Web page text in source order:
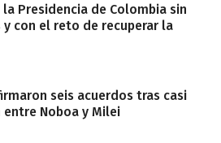
Presidencia de Colombia sin
con el reto de recuperar la
seis acuerdos tras casi
Noboa y Milei